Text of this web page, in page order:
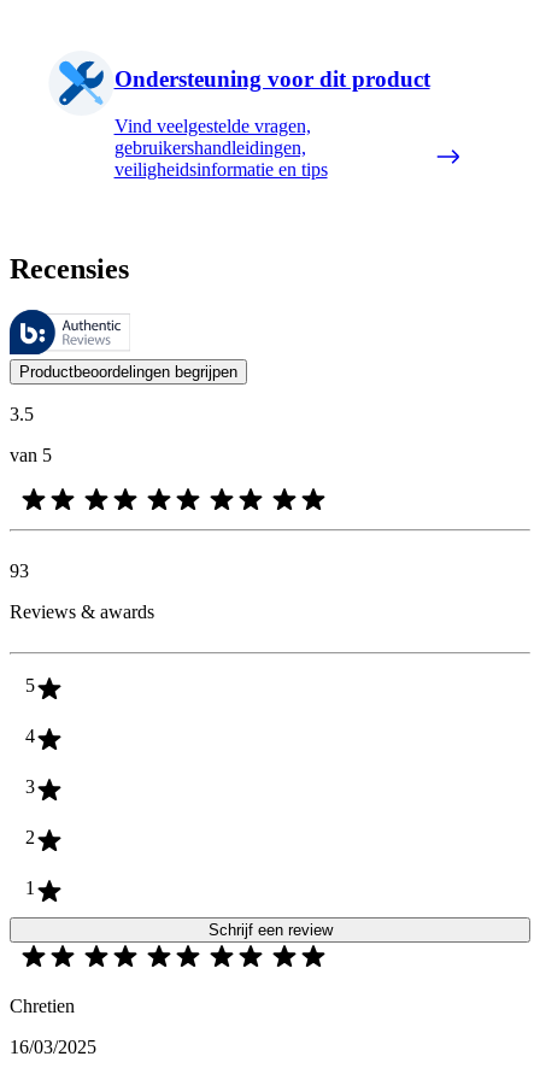
Ondersteuning voor dit product
Vind veelgestelde vragen,
gebruikershandleidingen,
veiligheidsinformatie en tips
Recensies
Deze beoordelingen worden beheerd door Bazaarvoice en voldoen
De mening van onze klanten is nuttig voor iedereen, of het nu een
Productbeoordelingen begrijpen
3.5
van 5
93
Reviews & awards
5
4
3
2
1
Schrijf een review
Chretien
16/03/2025